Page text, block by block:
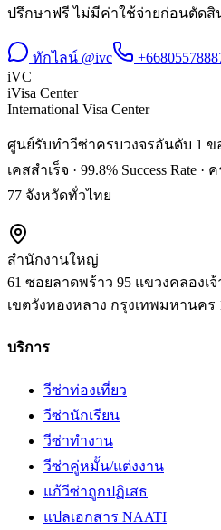
ปรึกษาฟรี ไม่มีค่าใช้จ่ายก่อนตัดสิ
ทักไลน์ @ivc
iVC
iVisa Center
International Visa Center
ศูนย์รับทำวีซ่าครบวงจรอันดับ 1 ข
เคสสำเร็จ · 99.8% Success Rate
77 จังหวัดทั่วไทย
สำนักงานใหญ่
61 ซอยลาดพร้าว 95 แขวงคลองเ
เขตวังทองหลาง กรุงเทพมหานคร
บริการ
วีซ่าท่องเที่ยว
วีซ่านักเรียน
วีซ่าทำงาน
วีซ่าคู่หมั้น/แต่งงาน
แก้วีซ่าถูกปฏิเสธ
แปลเอกสาร NAATI